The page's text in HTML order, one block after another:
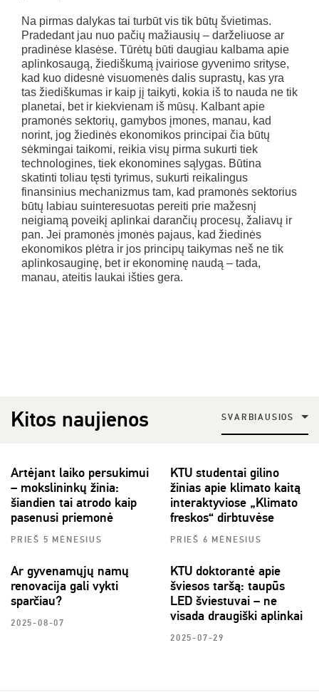
Na pirmas dalykas tai turbūt vis tik būtų švietimas.
Pradedant jau nuo pačių mažiausių – darželiuose ar
pradinėse klasėse. Tūrėtų būti daugiau kalbama apie
aplinkosaugą, žiediškumą įvairiose gyvenimo srityse,
kad kuo didesnė visuomenės dalis suprastų, kas yra
tas žiediškumas ir kaip jį taikyti, kokia iš to nauda ne tik
planetai, bet ir kiekvienam iš mūsų. Kalbant apie
pramonės sektorių, gamybos įmones, manau, kad
norint, jog žiedinės ekonomikos principai čia būtų
sėkmingai taikomi, reikia visų pirma sukurti tiek
technologines, tiek ekonomines sąlygas. Būtina
skatinti toliau tęsti tyrimus, sukurti reikalingus
finansinius mechanizmus tam, kad pramonės sektorius
būtų labiau suinteresuotas pereiti prie mažesnį
neigiamą poveikį aplinkai darančių procesų, žaliavų ir
pan. Jei pramonės įmonės pajaus, kad žiedinės
ekonomikos plėtra ir jos principų taikymas neš ne tik
aplinkosauginę, bet ir ekonominę naudą – tada,
manau, ateitis laukai išties gera.
Kitos naujienos SVARBIAUSIOS
Artėjant laiko persukimui
– mokslininkų žinia:
šiandien tai atrodo kaip
pasenusi priemonė
PRIEŠ 5 MĖNESIUS
KTU studentai gilino
žinias apie klimato kaitą
interaktyviose „Klimato
freskos“ dirbtuvėse
PRIEŠ 6 MĖNESIUS
Ar gyvenamųjų namų
renovacija gali vykti
sparčiau?
2025-08-07
KTU doktorantė apie
šviesos taršą: taupūs
LED šviestuvai – ne
visada draugiški aplinkai
2025-07-29